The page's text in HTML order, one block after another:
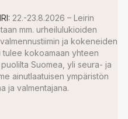
22.-23.8.2026 – Leirin
mm. urheilulukioiden
ja kokeneiden
tulee kokoamaan yhteen
Suomea, yli seura- ja
ainutlaatuisen ympäristön
ja valmentajana.